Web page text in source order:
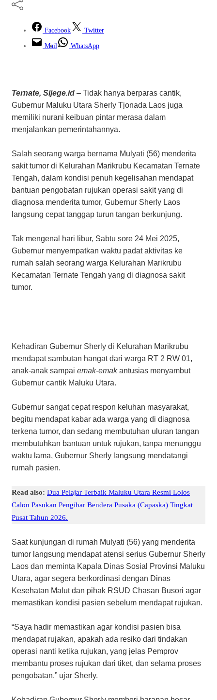
Facebook Twitter
Mail WhatsApp
Ternate, Sijege.id – Tidak hanya berparas cantik,
Gubernur Maluku Utara Sherly Tjonada Laos juga
memiliki nurani keibuan pintar merasa dalam
menjalankan pemerintahannya.
Salah seorang warga bernama Mulyati (56) menderita
sakit tumor di Kelurahan Marikrubu Kecamatan Ternate
Tengah, dalam kondisi penuh kegelisahan mendapat
bantuan pengobatan rujukan operasi sakit yang di
diagnosa menderita tumor, Gubernur Sherly Laos
langsung cepat tanggap turun tangan berkunjung.
Tak mengenal hari libur, Sabtu sore 24 Mei 2025,
Gubernur menyempatkan waktu padat aktivitas ke
rumah salah seorang warga Kelurahan Marikrubu
Kecamatan Ternate Tengah yang di diagnosa sakit
tumor.
Kehadiran Gubernur Sherly di Kelurahan Marikrubu
mendapat sambutan hangat dari warga RT 2 RW 01,
anak-anak sampai emak-emakantusias menyambut
Gubernur cantik Maluku Utara.
Gubernur sangat cepat respon keluhan masyarakat,
begitu mendapat kabar ada warga yang di diagnosa
terkena tumor, dan sedang membutuhan uluran tangan
membutuhkan bantuan untuk rujukan, tanpa menunggu
waktu lama, Gubernur Sherly langsung mendatangi
rumah pasien.
Read also: Dua Pelajar Terbaik Maluku Utara Resmi Lolos
Calon Pasukan Pengibar Bendera Pusaka (Capaska) Tingkat
Pusat Tahun 2026.
Saat kunjungan di rumah Mulyati (56) yang menderita
tumor langsung mendapat atensi serius Gubernur Sherly
Laos dan meminta Kapala Dinas Sosial Provinsi Maluku
Utara, agar segera berkordinasi dengan Dinas
Kesehatan Malut dan pihak RSUD Chasan Busori agar
memastikan kondisi pasien sebelum mendapat rujukan.
“Saya hadir memastikan agar kondisi pasien bisa
mendapat rujakan, apakah ada resiko dari tindakan
operasi nanti ketika rujukan, yang jelas Pemprov
membantu proses rujukan dari tiket, dan selama proses
pengobatan,” ujar Sherly.